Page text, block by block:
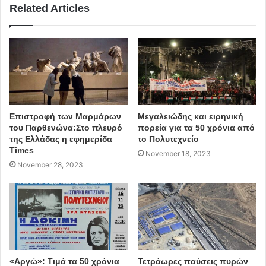
Η ομάδα RMS MATAROA αποτελείται από τους Μάνο
Βαβαδάκη, Στέλλα Βογιατζάκη, Χαρά – Μάτα Γιαννάτου,
Κατερίνα Ζησούδη, Κατερίνα Παπανδρέου και
Κωνσταντίνο Πλεμμένο. Συνεργάτες και φίλοι από το
2013, αποφάσισαν να συγκροτήσουν έναν σταθερό
πυρήνα, μια καλλιτεχνική συντροφιά με κοινούς
στόχους, αναζητώντας ένα συλλογικό τρόπο
καλλιτεχνικής δημιουργίας, για ένα αύριο
ανθρωποκεντρικό κι ένα θέατρο το οποίο απολαμβάνει
μεγαλύτερη ελευθερία.
Συντελεστές
Σκηνοθεσία: Μάνος Βαβαδάκης
Δραματουργία/Απόδοση: RMS MATAROA
Related Articles
Επιστροφή των Μαρμάρων
του Παρθενώνα:Στο πλευρό
της Ελλάδας η εφημερίδα
Times
November 28, 2023
Μεγαλειώδης και ειρηνική
πορεία για τα 50 χρόνια από
το Πολυτεχνείο
November 18, 2023
«Αργώ»: Τιμά τα 50 χρόνια Τετράωρες παύσεις πυρών